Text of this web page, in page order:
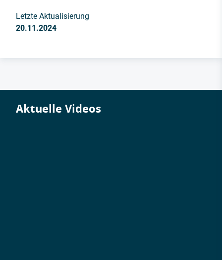
Letzte Aktualisierung
20.11.2024
Aktuelle Videos